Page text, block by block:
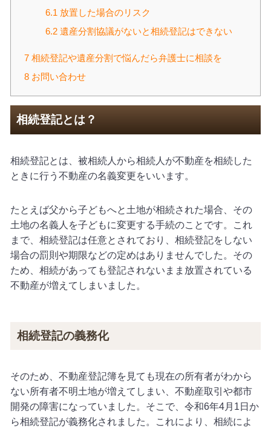
6.1 放置した場合のリスク
6.2遺産分割協議がないと相続登記はできない
7相続登記や遺産分割で悩んだら弁護士に相談を
8お問い合わせ
相続登記とは？
相続登記とは、被相続人から相続人が不動産を相続した
ときに行う不動産の名義変更をいいます。
たとえば父から子どもへと土地が相続された場合、その
土地の名義人を子どもに変更する手続のことです。これ
まで、相続登記は任意とされており、相続登記をしない
場合の罰則や期限などの定めはありませんでした。その
ため、相続があっても登記されないまま放置されている
不動産が増えてしまいました。
相続登記の義務化
そのため、不動産登記簿を見ても現在の所有者がわから
ない所有者不明土地が増えてしまい、不動産取引や都市
開発の障害になっていました。そこで、令和6年4月 1 日か
ら相続登記が義務化されました。これにより、相続によ